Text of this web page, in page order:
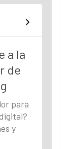
a la
de
para
y